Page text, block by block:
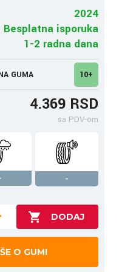
2024
Besplatna isporuka
1-2 radna dana
GUMA 10+
4.369 RSD
sa PDV-om
-
O GUMI